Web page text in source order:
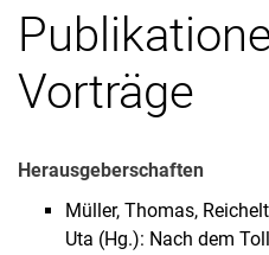
Vorträge
Herausgeberschaften
Müller, Thomas,
Uta (Hg.): Nach dem